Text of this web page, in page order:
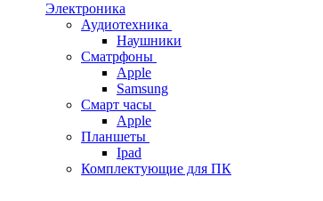
Электроника
Аудиотехника
Наушники
Сматрфоны
Apple
Samsung
Смарт часы
Apple
Планшеты
Ipad
Комплектующие для ПК